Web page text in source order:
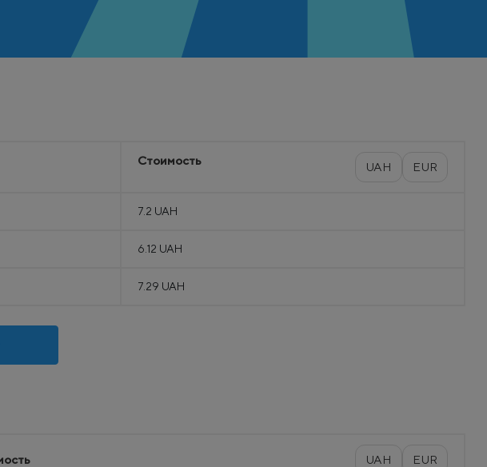
Стоимость UAH EUR
7.2 UAH
6.12 UAH
7.29 UAH
UAH EUR